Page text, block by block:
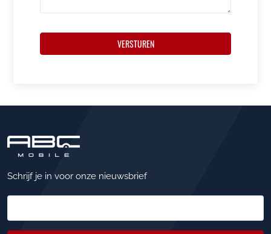
VERSTUREN
Schrijf je in voor onze nieuwsbrief